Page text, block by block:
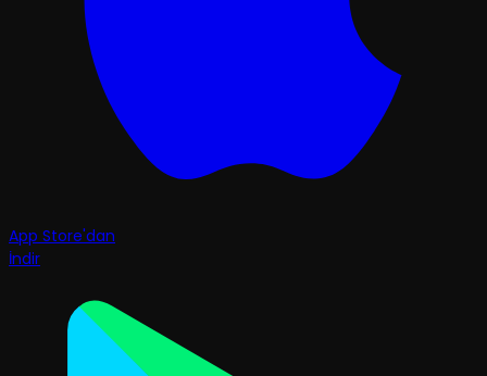
App Store'dan
İndir